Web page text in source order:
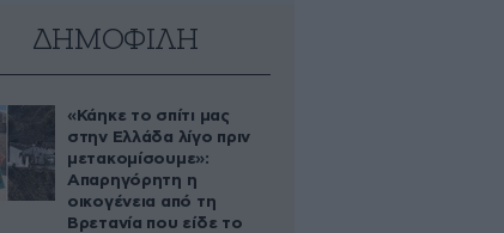
ΔΗΜΟΦΙΛΗ
«Κάηκε το σπίτι μας
στην Ελλάδα λίγο πριν
μετακομίσουμε»:
Απαρηγόρητη η
οικογένεια από τη
Βρετανία που είδε το